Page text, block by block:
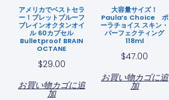
アメリカでベストセラ
ー！ブレットプルーフ
ブレインオクタンオイ
ル 60カプセル
Bulletproof BRAIN
OCTANE
$29.00
お買い物カゴに追
加
大容量サイズ！
Paula’s Choice ポ
ーラチョイス スキン・
パーフェクティング
118ml
$47.00
お買い物カゴに追
加